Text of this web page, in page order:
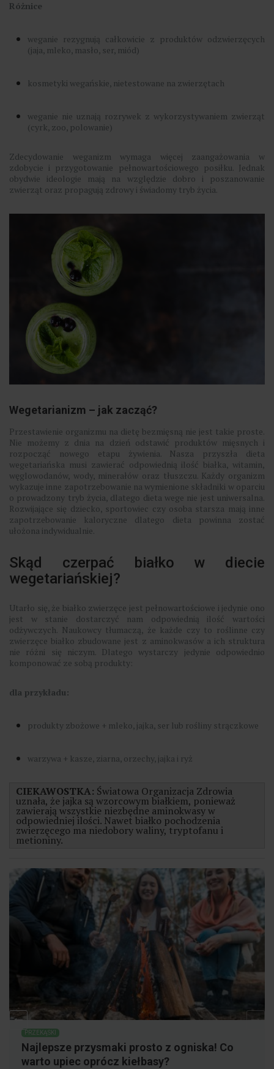
Różnice
weganie rezygnują całkowicie z produktów odzwierzęcych
(jaja, mleko, masło, ser, miód)
kosmetyki wegańskie, nietestowane na zwierzętach
weganie nie uznają rozrywek z wykorzystywaniem zwierząt
(cyrk, zoo, polowanie)
Zdecydowanie weganizm wymaga więcej zaangażowania w
zdobycie i przygotowanie pełnowartościowego posiłku. Jednak
obydwie ideologie mają na względzie dobro i poszanowanie
zwierząt oraz propagują zdrowy i świadomy tryb życia.
Wegetarianizm – jak zacząć?
Przestawienie organizmu na dietę bezmięsną nie jest takie proste.
Nie możemy z dnia na dzień odstawić produktów mięsnych i
rozpocząć nowego etapu żywienia. Nasza przyszła dieta
wegetariańska musi zawierać odpowiednią ilość białka, witamin,
węglowodanów, wody, minerałów oraz tłuszczu. Każdy organizm
wykazuje inne zapotrzebowanie na wymienione składniki w oparciu
o prowadzony tryb życia, dlatego dieta wege nie jest uniwersalna.
Rozwijające się dziecko, sportowiec czy osoba starsza mają inne
zapotrzebowanie kaloryczne dlatego dieta powinna zostać
ułożona indywidualnie.
Skąd czerpać białko w diecie
wegetariańskiej?
Utarło się, że białko zwierzęce jest pełnowartościowe i jedynie ono
jest w stanie dostarczyć nam odpowiednią ilość wartości
odżywczych. Naukowcy tłumaczą, że każde czy to roślinne czy
zwierzęce białko zbudowane jest z aminokwasów a ich struktura
nie różni się niczym. Dlatego wystarczy jedynie odpowiednio
komponować ze sobą produkty:
dla przykładu:
produkty zbożowe + mleko, jajka, ser lub rośliny strączkowe
warzywa + kasze, ziarna, orzechy, jajka i ryż
CIEKAWOSTKA: Światowa Organizacja Zdrowia
uznała, że jajka są wzorcowym białkiem, ponieważ
zawierają wszystkie niezbędne aminokwasy w
odpowiedniej ilości. Nawet białko pochodzenia
zwierzęcego ma niedobory waliny, tryptofanu i
metioniny.
PRZEKĄSKI
Najlepsze przysmaki prosto z ogniska! Co
warto upiec oprócz kiełbasy?